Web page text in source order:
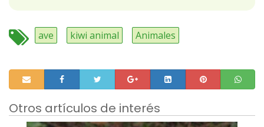
ave kiwi animal Animales
Otros artículos de interés